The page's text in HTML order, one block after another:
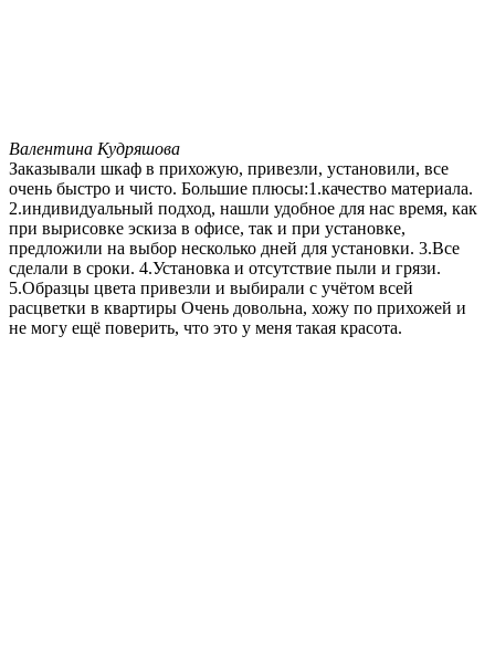
Валентина Кудряшова
Заказывали шкаф в прихожую, привезли, установили, все
очень быстро и чисто. Большие плюсы:1.качество материала.
2.индивидуальный подход, нашли удобное для нас время, как
при вырисовке эскиза в офисе, так и при установке,
предложили на выбор несколько дней для установки. 3.Все
сделали в сроки. 4.Установка и отсутствие пыли и грязи.
5.Образцы цвета привезли и выбирали с учётом всей
расцветки в квартиры Очень довольна, хожу по прихожей и
не могу ещё поверить, что это у меня такая красота.